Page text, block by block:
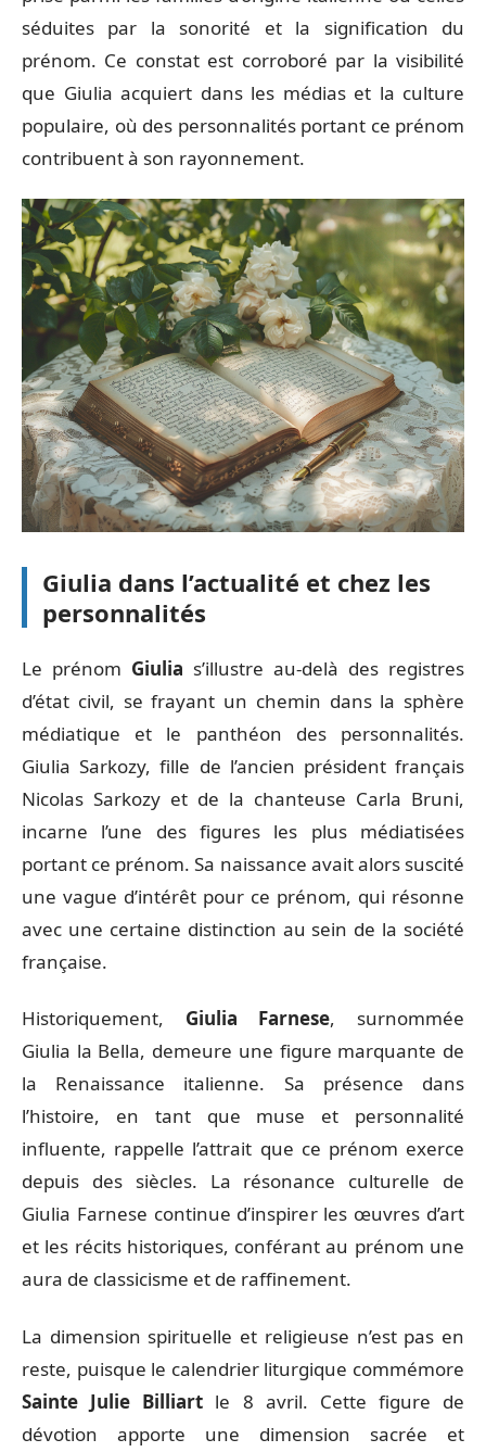
séduites par la sonorité et la signification du
prénom. Ce constat est corroboré par la visibilité
que Giulia acquiert dans les médias et la culture
populaire, où des personnalités portant ce prénom
contribuent à son rayonnement.
Giulia dans l’actualité et chez les
personnalités
Le prénom Giulia s’illustre au-delà des registres
d’état civil, se frayant un chemin dans la sphère
médiatique et le panthéon des personnalités.
Giulia Sarkozy, fille de l’ancien président français
Nicolas Sarkozy et de la chanteuse Carla Bruni,
incarne l’une des figures les plus médiatisées
portant ce prénom. Sa naissance avait alors suscité
une vague d’intérêt pour ce prénom, qui résonne
avec une certaine distinction au sein de la société
française.
Historiquement, Giulia Farnese, surnommée
Giulia la Bella, demeure une figure marquante de
la Renaissance italienne. Sa présence dans
l’histoire, en tant que muse et personnalité
influente, rappelle l’attrait que ce prénom exerce
depuis des siècles. La résonance culturelle de
Giulia Farnese continue d’inspirer les œuvres d’art
et les récits historiques, conférant au prénom une
aura de classicisme et de raffinement.
La dimension spirituelle et religieuse n’est pas en
reste, puisque le calendrier liturgique commémore
Sainte Julie Billiart le 8 avril. Cette figure de
dévotion apporte une dimension sacrée et